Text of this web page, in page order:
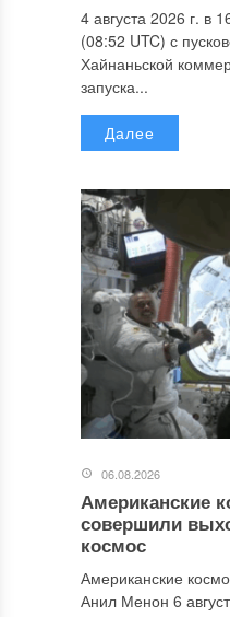
4 августа 2026 г. в
(08:52 UTC) с
Хайнаньской
запуска...
Далее
06.08.2026
Американские
совершили
космос
Американские
Анил Менон 6